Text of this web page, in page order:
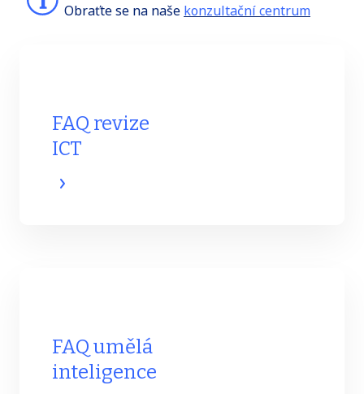
Obraťte se na naše konzultační centrum
FAQ revize
ICT
FAQ umělá
inteligence